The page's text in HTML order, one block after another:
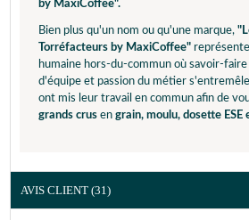
by MaxiCoffee".
Bien plus qu'un nom ou qu'une marque,
Torréfacteurs by MaxiCoffee"
humaine hors-du-commun où savoir-faire
d'équipe et passion du métier
ont mis leur travail en commun afin de
grands crus en grain, moulu, dosette ESE
AVIS CLIENT (31)